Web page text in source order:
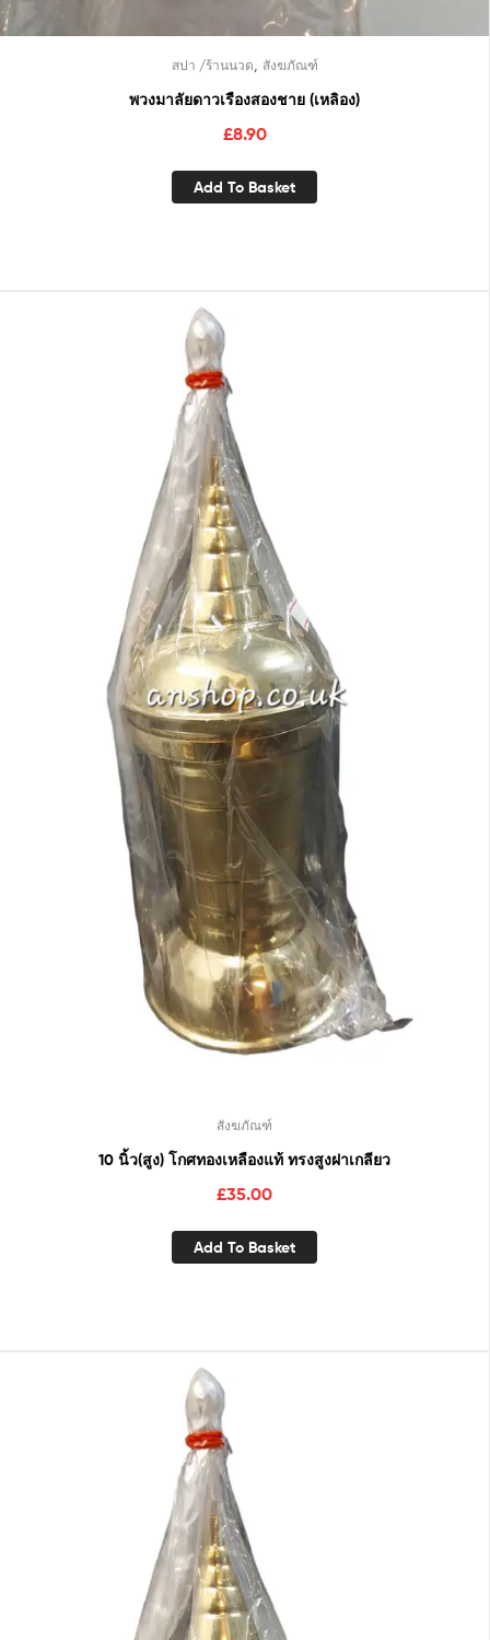
สปา /ร้านนวด สังฆภัณฑ์
พวงมาลัยดาวเรืองสองชาย (เหลิอง)
£8.90
Add To Basket
สังฆภัณฑ์
10 นิ้ว(สูง) โกศทองเหลืองแท้ ทรงสูงฝาเกลียว
£35.00
Add To Basket